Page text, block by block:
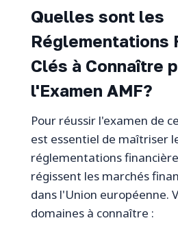
Quelles sont les
Réglementations
Clés à Connaître
l'Examen AMF?
Pour réussir l'examen de
est essentiel de maîtriser
réglementations
régissent les marchés
dans l'Union européenne.
domaines à connaître :